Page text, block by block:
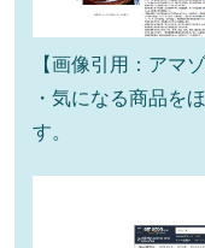
【画像引用：アマ
・気になる商品を
す。